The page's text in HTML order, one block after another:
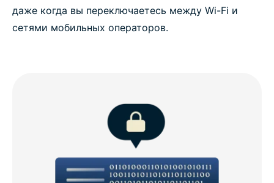
даже когда вы переключаетесь между Wi-Fi и
сетями мобильных операторов.